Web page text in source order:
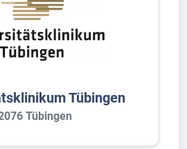
Tübingen
Tübingen